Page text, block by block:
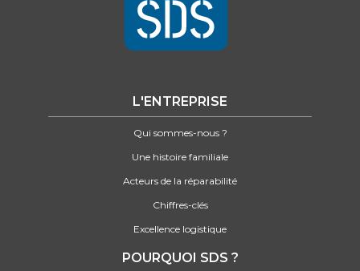
L'ENTREPRISE
Qui sommes-nous ?
Une histoire familiale
Acteurs de la réparabilité
Chiffres-clés
Excellence logistique
POURQUOI SDS ?